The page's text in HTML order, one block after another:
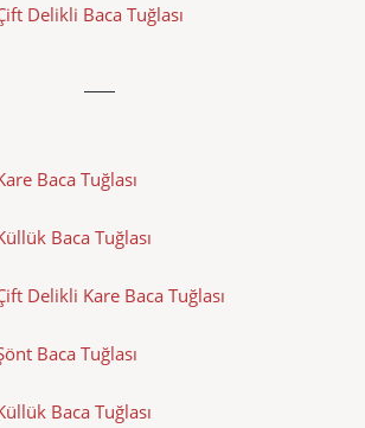
Delikli Baca Tuğlası
Baca Tuğlası
Baca Tuğlası
Delikli Kare Baca Tuğlası
Baca Tuğlası
Baca Tuğlası